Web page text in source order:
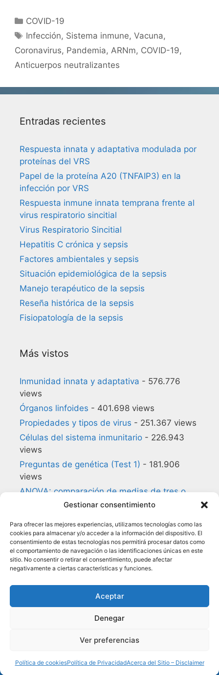
Gestionar consentimiento
Para ofrecer las mejores experiencias, utilizamos tecnologías como las
cookies para almacenar y/o acceder a la información del dispositivo. El
consentimiento de estas tecnologías nos permitirá procesar datos como
el comportamiento de navegación o las identificaciones únicas en este
sitio. No consentir o retirar el consentimiento, puede afectar
negativamente a ciertas características y funciones.
Aceptar
Denegar
Ver preferencias
Política de cookiesPolítica de PrivacidadAcerca del Sitio – Disclaimer
Categorías
COVID-19
Etiquetas
Infección, Sistema inmune,Vacuna,
Coronavirus, Pandemia, ARNm, COVID-19,
Anticuerpos neutralizantes
Entradas recientes
Respuesta innata y adaptativa modulada por
proteínas del VRS
Papel de la proteína A20 (TNFAIP3) en la
infección por VRS
Respuesta inmune innata temprana frente al
virus respiratorio sincitial
Virus Respiratorio Sincitial
Hepatitis C crónica y sepsis
Factores ambientales y sepsis
Situación epidemiológica de la sepsis
Manejo terapéutico de la sepsis
Reseña histórica de la sepsis
Fisiopatología de la sepsis
Más vistos
Inmunidad innata y adaptativa - 576.776
views
Órganos linfoides - 401.698 views
Propiedades y tipos de virus - 251.367 views
Células del sistema inmunitario - 226.943
views
Preguntas de genética (Test 1) - 181.906
views
ANOVA: comparación de medias de tres o
más grupos- 180.857 views
140.168 views
Glosario de Inmunología- 134.957 views
Citocinas- 118.050 views
Preguntas de estadística (Test 1)
views
Disclaimer-Sitemap